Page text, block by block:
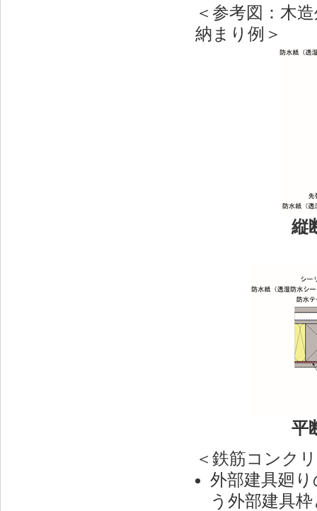
＜参考図：木
納まり例＞
縦
平
＜鉄筋コンク
外部建具廻
う外部建具